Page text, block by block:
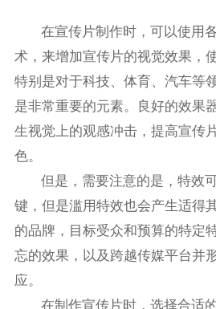
在宣传片制作时，可以使用
术，来增加宣传片的视觉效果，
特别是对于科技、体育、汽车等
是非常重要的元素。良好的效果
生视觉上的观感冲击，提高宣传
色。
但是，需要注意的是，特效
键，但是滥用特效也会产生适得
的品牌，目标受众和预算的特定
忘的效果，以及跨越传媒平台并
应。
在制作宣传片时，选择合适